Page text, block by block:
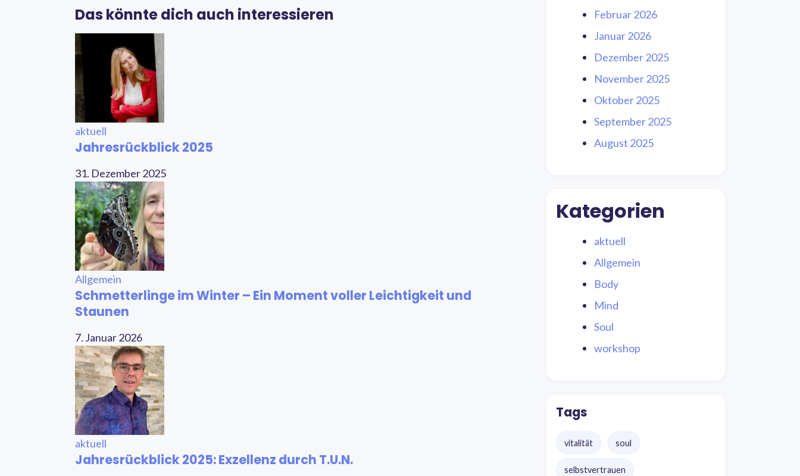
Das könnte dich auch interessieren
aktuell
Jahresrückblick 2025
31. Dezember 2025
Allgemein
Schmetterlinge im Winter – Ein Moment voller Leichtigkeit und
Staunen
7. Januar 2026
aktuell
Jahresrückblick 2025: Exzellenz durch T.U.N.
Februar 2026
Januar 2026
Dezember 2025
November 2025
Oktober 2025
September 2025
August 2025
Kategorien
aktuell
Allgemein
Body
Mind
Soul
workshop
Tags
vitalität soul
selbstvertrauen